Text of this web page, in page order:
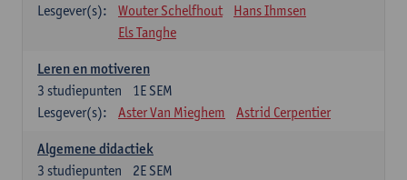
Lesgever(s):
Wouter Schelfhout
Hans Ihmsen
Els Tanghe
Leren en motiveren
1E SEM
3 studiepunten
Lesgever(s):
Aster Van Mieghem Astrid Cerpentier
Algemene didactiek
2E SEM
3 studiepunten